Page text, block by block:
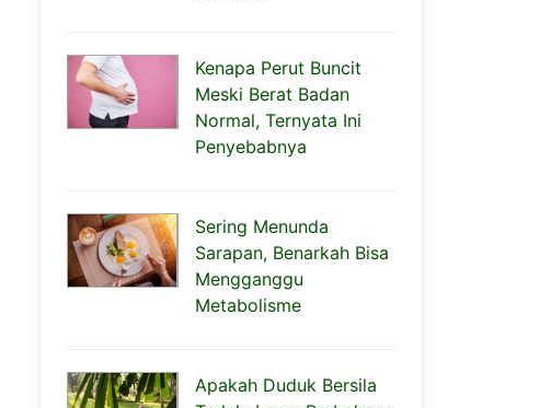
Kenapa Perut Buncit
Meski Berat Badan
Normal, Ternyata Ini
Penyebabnya
Sering Menunda
Sarapan, Benarkah Bisa
Mengganggu
Metabolisme
Apakah Duduk Bersila